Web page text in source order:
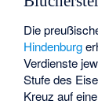
Die
Hindenburg
Verdienste
Stufe des
Kreuz auf